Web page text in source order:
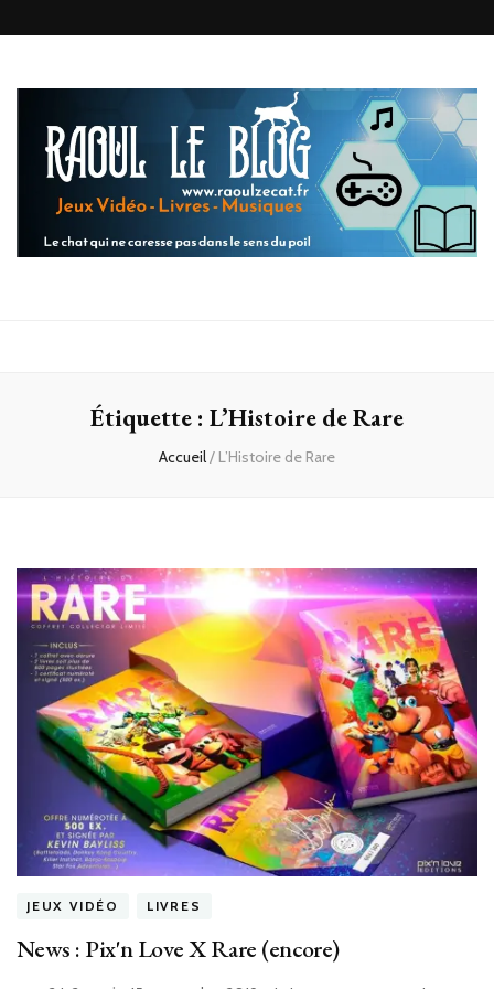
blog
Étiquette : L’Histoire de Rare
Accueil/ L’Histoire de Rare
JEUX VIDÉO LIVRES
News : Pix'n Love X Rare (encore)